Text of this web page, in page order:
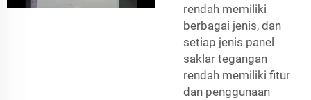
rendah memiliki
berbagai jenis, dan
setiap jenis panel
saklar tegangan
rendah memiliki fitur
dan penggunaan